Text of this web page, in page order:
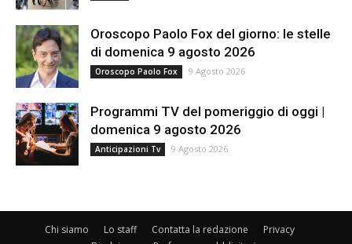
Oroscopo Paolo Fox del giorno: le stelle
di domenica 9 agosto 2026
Oroscopo Paolo Fox 9 Agosto 2026
Programmi TV del pomeriggio di oggi |
domenica 9 agosto 2026
Anticipazioni Tv 9 Agosto 2026
Chi siamo Lo staff Contatta la redazione
Privacy